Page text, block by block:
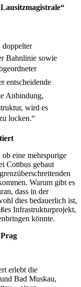
doppelter
Bahnlinie sowie
entscheidende
Anbindung,
wird es
locken.“
eine mehrspurige
Cottbus gebaut
Warum gibt es
dass in der
dies bedauerlich ist,
Infrastrukturprojekt,
könnte.
erlebt die
Bad Muskau,